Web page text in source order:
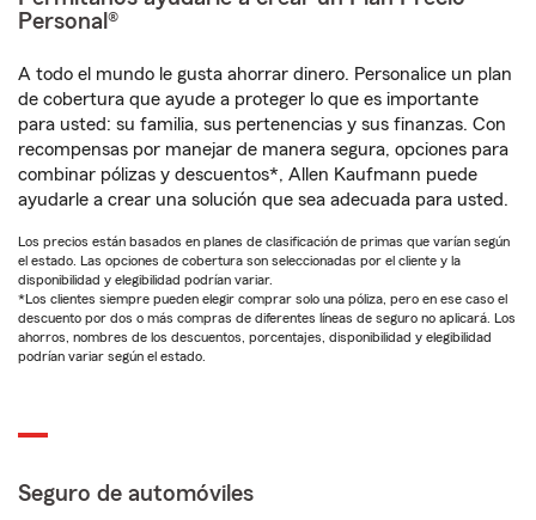
Personal®
A todo el mundo le gusta ahorrar dinero. Personalice un plan
de cobertura que ayude a proteger lo que es importante
para usted: su familia, sus pertenencias y sus finanzas. Con
recompensas por manejar de manera segura, opciones para
combinar pólizas y descuentos*, Allen Kaufmann puede
ayudarle a crear una solución que sea adecuada para usted.
Los precios están basados en planes de clasificación de primas que varían según
el estado. Las opciones de cobertura son seleccionadas por el cliente y la
disponibilidad y elegibilidad podrían variar.
*Los clientes siempre pueden elegir comprar solo una póliza, pero en ese caso el
descuento por dos o más compras de diferentes líneas de seguro no aplicará. Los
ahorros, nombres de los descuentos, porcentajes, disponibilidad y elegibilidad
podrían variar según el estado.
Seguro de automóviles